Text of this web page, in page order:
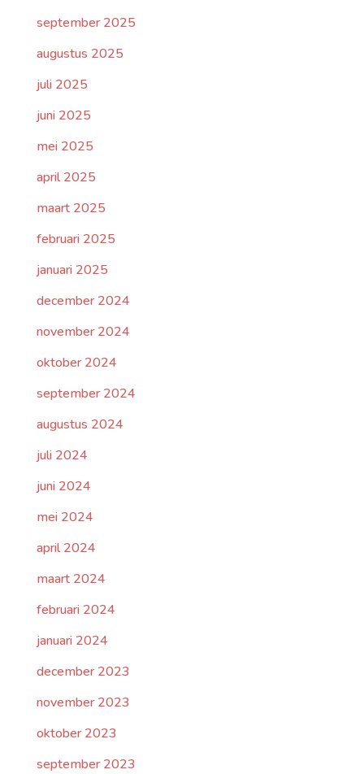
september 2025
augustus 2025
juli 2025
juni 2025
mei 2025
april 2025
maart 2025
februari 2025
januari 2025
december 2024
november 2024
oktober 2024
september 2024
augustus 2024
juli 2024
juni 2024
mei 2024
april 2024
maart 2024
februari 2024
januari 2024
december 2023
november 2023
oktober 2023
september 2023